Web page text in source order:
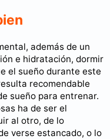
además de un
e hidratación, dormir
el sueño durante este
recomendable
sueño para entrenar.
ha de ser el
al otro, de lo
verse estancado, o lo